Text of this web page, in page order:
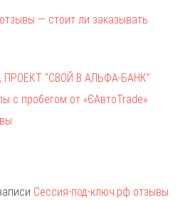
— стоит ли заказывать
“СВОЙ В АЛЬФА-БАНК”
с пробегом от «ЄАвтоTrаde»
Сессия-под-ключ.рф отзывы